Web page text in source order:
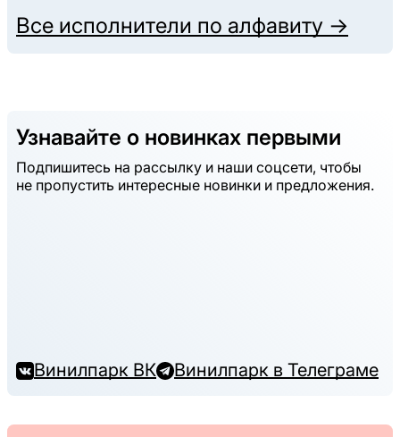
Все исполнители по алфавиту →
Узнавайте о новинках первыми
Подпишитесь на рассылку и наши соцсети, чтобы
не пропустить интересные новинки и предложения.
Винилпарк ВК Винилпарк в Телеграме